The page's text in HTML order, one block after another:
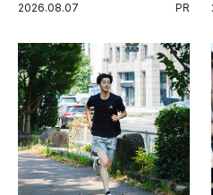
グ習慣。
2026.08.07 PR